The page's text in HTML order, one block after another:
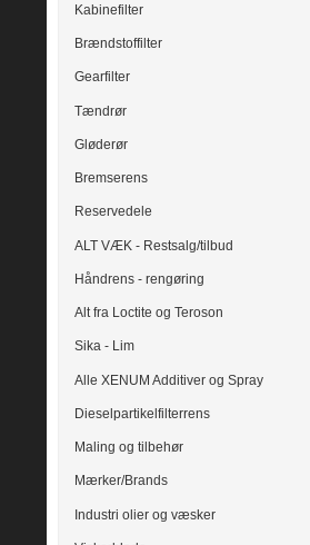
Kabinefilter
Brændstoffilter
Gearfilter
Tændrør
Gløderør
Bremserens
Reservedele
ALT VÆK - Restsalg/tilbud
Håndrens - rengøring
Alt fra Loctite og Teroson
Sika - Lim
Alle XENUM Additiver og Spray
Dieselpartikelfilterrens
Maling og tilbehør
Mærker/Brands
Industri olier og væsker